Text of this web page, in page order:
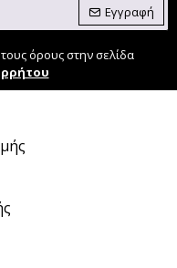
Εγγραφή
όρους στην σελίδα